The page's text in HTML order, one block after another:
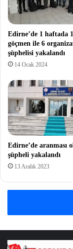
Edirne’de 1 haftada
göçmen ile 6
şüphelisi yakalandı
14 Ocak 2024
Edirne’de aranması
şüpheli yakalandı
13 Aralık 2023